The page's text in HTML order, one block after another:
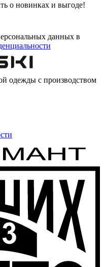
о новинках и выгоде!
данных в
одежды с производством